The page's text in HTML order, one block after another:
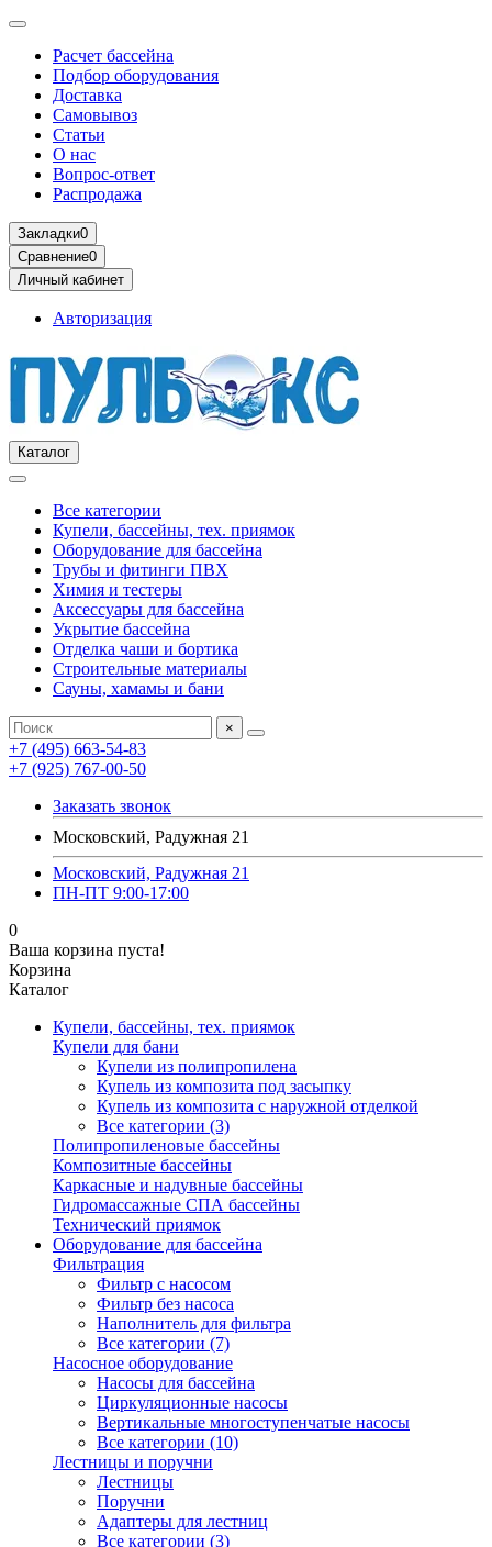
Расчет бассейна
Подбор оборудования
Доставка
Самовывоз
Статьи
О нас
Вопрос-ответ
Распродажа
Закладки0
Сравнение0
Личный кабинет
Авторизация
Каталог
Все категории
Купели, бассейны, тех. приямок
Оборудование для бассейна
Трубы и фитинги ПВХ
Химия и тестеры
Аксессуары для бассейна
Укрытие бассейна
Отделка чаши и бортика
Строительные материалы
Сауны, хамамы и бани
×
+7 (495) 663-54-83
+7 (925) 767-00-50
Заказать звонок
Московский, Радужная 21
Московский, Радужная 21
ПН-ПТ 9:00-17:00
0
Ваша корзина пуста!
Корзина
Каталог
Купели, бассейны, тех. приямок
Купели для бани
Купели из полипропилена
Купель из композита под засыпку
Купель из композита с наружной отделкой
Все категории (3)
Полипропиленовые бассейны
Композитные бассейны
Каркасные и надувные бассейны
Гидромассажные СПА бассейны
Технический приямок
Оборудование для бассейна
Фильтрация
Фильтр с насосом
Фильтр без насоса
Наполнитель для фильтра
Все категории (7)
Насосное оборудование
Насосы для бассейна
Циркуляционные насосы
Вертикальные многоступенчатые насосы
Все категории (10)
Лестницы и поручни
Лестницы
Поручни
Адаптеры для лестниц
Все категории (3)